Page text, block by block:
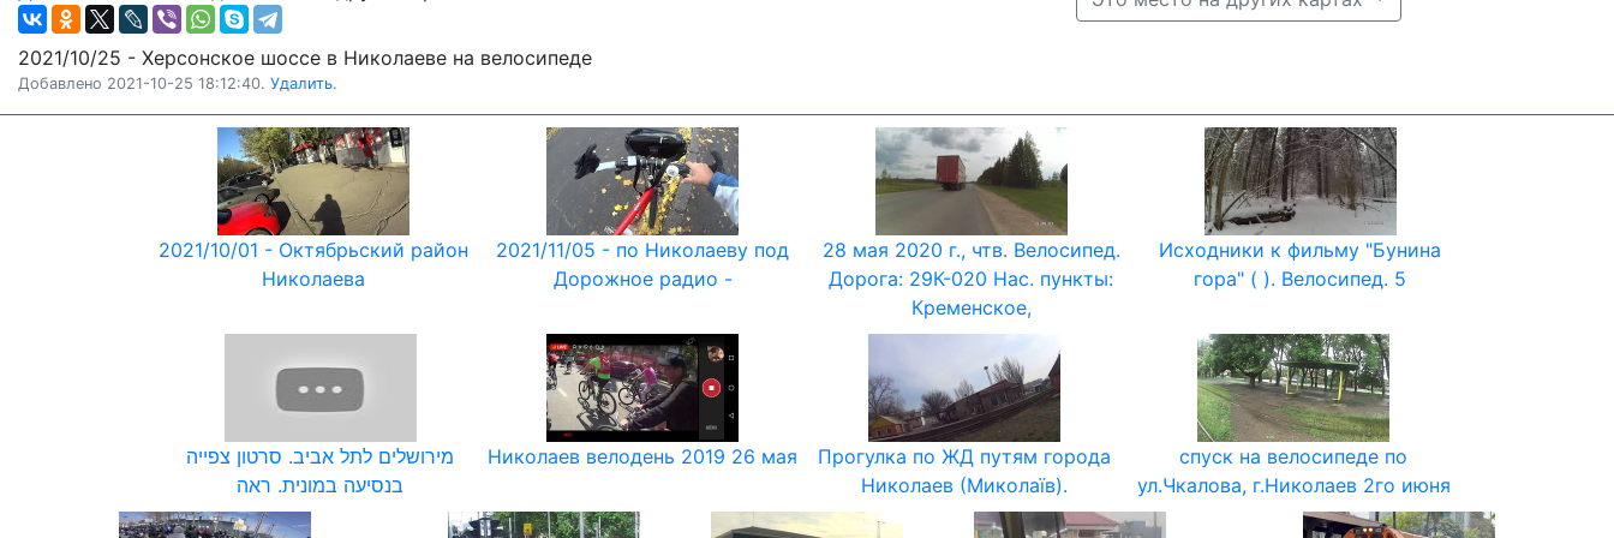
2021/10/25 - Херсонское шоссе в Николаеве на велосипеде
Добавлено 2021-10-25 18:12:40. Удалить.
2021/10/01 - Октябрьский район
Николаева
2021/11/05 - по Николаеву под
Дорожное радио -
28 мая 2020 г., чтв. Велосипед.
Дорога: 29К-020 Нас. пункты:
Кременское,
Исходники к фильму "Бунина
гора" ( ). Велосипед. 5
מירושלים לתל אביב. סרטון צפייה
בנסיעה במונית. ראה
Николаев велодень 2019 26 мая
Прогулка по ЖД путям города
Николаев (Миколаїв).
спуск на велосипеде по
ул.Чкалова, г.Николаев 2го июня